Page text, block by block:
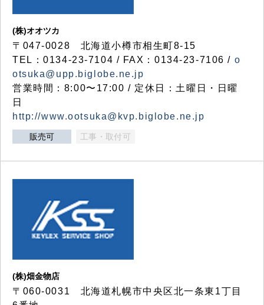
(株)オオツカ
〒047-0028 北海道小樽市相生町8-15
TEL：0134-23-7104 / FAX：0134-23-7106 / o
otsuka@upp.biglobe.ne.jp
営業時間：8:00〜17:00 / 定休日：土曜日・日曜
日
http://www.ootsuka@kvp.biglobe.ne.jp
販売可 工事・取付可
(株)畑金物店
〒060-0031 北海道札幌市中央区北一条東1丁目